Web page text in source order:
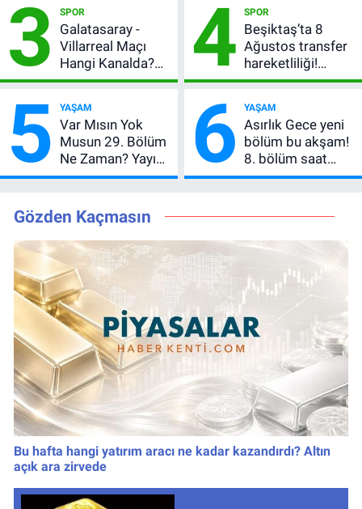
Beklentisi
Değişmedi
3 SPOR
Galatasaray -
Villarreal Maçı
Hangi Kanalda?
Hazırlık Maçı Ne
Kaçta, Nereden
İzlenir?
4 SPOR
Beşiktaş’ta 8
Ağustos transfer
hareketliliği!
Yönetim 5 bölge
bastı
5 YAŞAM
Var Mısın Yok
Musun 29. Bölüm
Ne Zaman? Yayın
Günü Değişti, Yeni
6 YAŞAM
Asırlık Gece yeni
bölüm bu akşam!
8. bölüm saat
kaçta, TRT 1 canlı
Gözden Kaçmasın
Bu hafta hangi yatırım aracı ne kadar kazandırdı? Altın
açık ara zirvede